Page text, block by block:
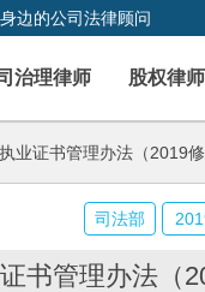
边的公司法律顾问
治理律师 股权律师
业证书管理办法（2019修
书管理办法（
司法部